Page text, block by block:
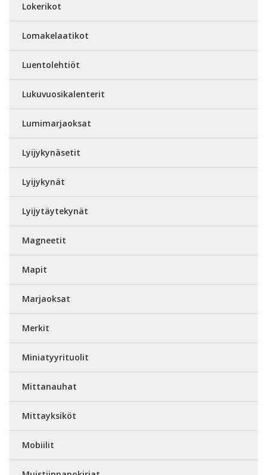
Lokerikot
Lomakelaatikot
Luentolehtiöt
Lukuvuosikalenterit
Lumimarjaoksat
Lyijykynäsetit
Lyijykynät
Lyijytäytekynät
Magneetit
Mapit
Marjaoksat
Merkit
Miniatyyrituolit
Mittanauhat
Mittayksiköt
Mobiilit